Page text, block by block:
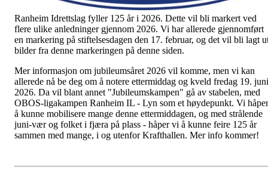
Ranheim Idrettslag fyller 125 år i 2026. Dette vil bli markert ved
flere ulike anledninger gjennom 2026. Vi har allerede gjennomført
en markering på stiftelsesdagen den 17. februar, og det vil bli lagt
bilder fra denne markeringen på denne siden.
Mer informasjon om jubileumsåret 2026 vil komme, men vi kan
allerede nå be deg om å notere ettermiddag og kveld fredag 19. juni
2026. Da vil blant annet "Jubileumskampen" gå av stabelen, med
OBOS-ligakampen Ranheim IL - Lyn som et høydepunkt. Vi håper
å kunne mobilisere mange denne ettermiddagen, og med strålende
juni-vær og folket i fjæra på plass - håper vi å kunne feire 125 år
sammen med mange, i og utenfor Krafthallen. Mer info kommer!